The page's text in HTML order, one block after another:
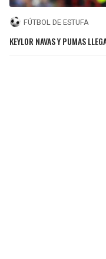
FÚTBOL DE ESTUFA
KEYLOR NAVAS Y PUMAS